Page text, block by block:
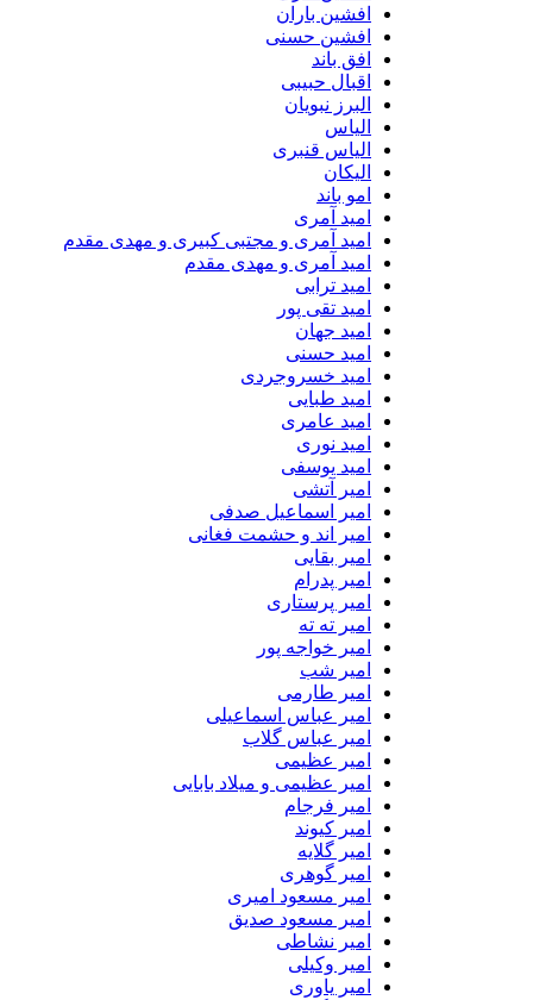
افشین باران
افشین حسنی
افق باند
اقبال حبیبی
البرز نبویان
الیاس
الیاس قنبرى
الیکان
امو باند
امید آمری
امید آمری و مجتبی کبیری و مهدى مقدم
امید آمری و مهدی مقدم
امید ترابی
امید تقی پور
امید جهان
امید حسنی
امید خسروجردی
امید طبایی
امید عامری
امید نوری
امید یوسفی
امیر آتشی
امیر اسماعیل صدفی
امیر اند و حشمت فغانی
امیر بقایی
امیر پدرام
امیر پرستاری
امیر ته ته
امیر خواجه پور
امیر شب
امیر طارمی
امیر عباس اسماعیلی
امیر عباس گلاب
امیر عظیمی
امیر عظیمی و میلاد بابایی
امیر فرجام
امیر کیوند
امیر گلایه
امیر گوهری
امیر مسعود امیری
امیر مسعود صدیق
امیر نشاطی
امیر وکیلی
امیر یاوری